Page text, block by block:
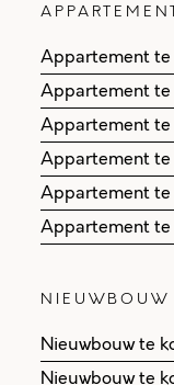
Appartement te
Appartement
Appartement te
Appartement
Appartement
Appartement
NIEUWBOUW
Nieuwbouw te
Nieuwbouw te